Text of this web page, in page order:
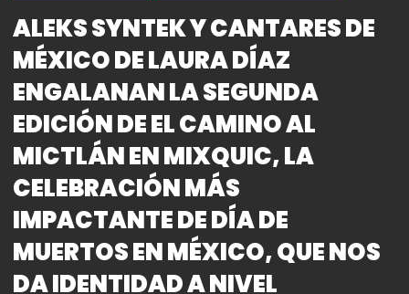
ALEKS SYNTEK Y CANTARES DE
MÉXICO DE LAURA DÍAZ
ENGALANAN LA SEGUNDA
EDICIÓN DE EL CAMINO AL
MICTLÁN EN MIXQUIC, LA
CELEBRACIÓN MÁS
IMPACTANTE DE DÍA DE
MUERTOS EN MÉXICO, QUE NOS
DA IDENTIDAD A NIVEL